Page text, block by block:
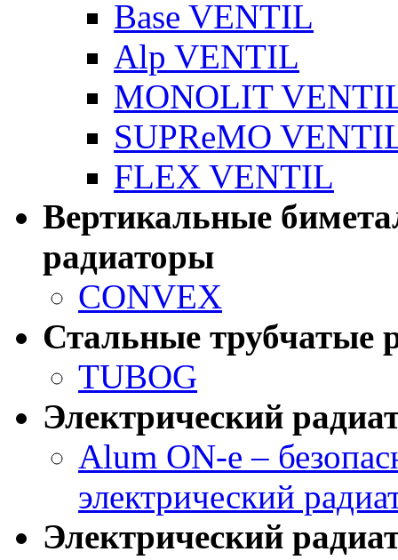
Base VENTIL
Alp VENTIL
MONOLIT
SUPReMO
FLEX VENTIL
Вертикальные
радиаторы
CONVEX
Стальные трубчатые
TUBOG
Электрический
Alum ON-e –
электрический
Электрический